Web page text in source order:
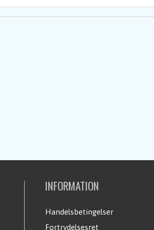
INFORMATION
Handelsbetingelser
Fortrydelsesret